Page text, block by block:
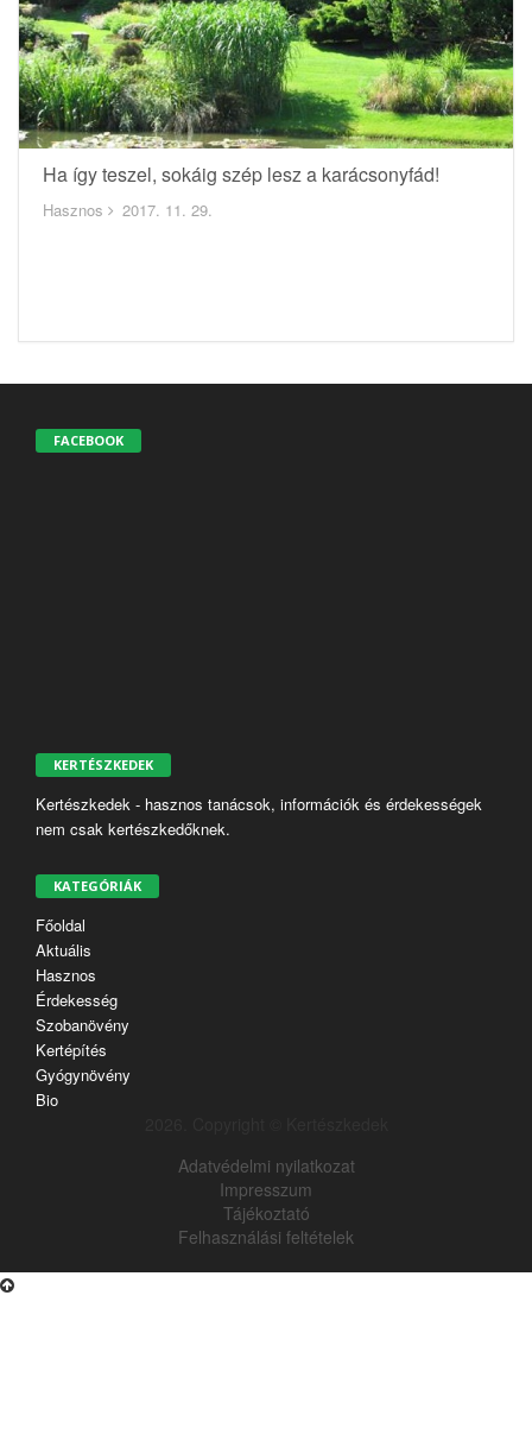
Ha így teszel, sokáig szép lesz a karácsonyfád!
Hasznos 2017. 11. 29.
FACEBOOK
KERTÉSZKEDEK
Kertészkedek - hasznos tanácsok, információk és érdekességek
nem csak kertészkedőknek.
KATEGÓRIÁK
Főoldal
Aktuális
Hasznos
Érdekesség
Szobanövény
Kertépítés
Gyógynövény
Bio
Adatvédelmi nyilatkozat
Impresszum
Tájékoztató
Felhasználási feltételek